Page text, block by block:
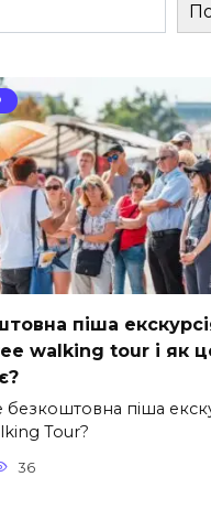
піша
walking tour і як
безкоштовна піша
Tour?
36